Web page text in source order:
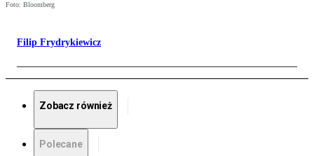
Foto: Bloomberg
Filip Frydrykiewicz
Zobacz również
Polecane